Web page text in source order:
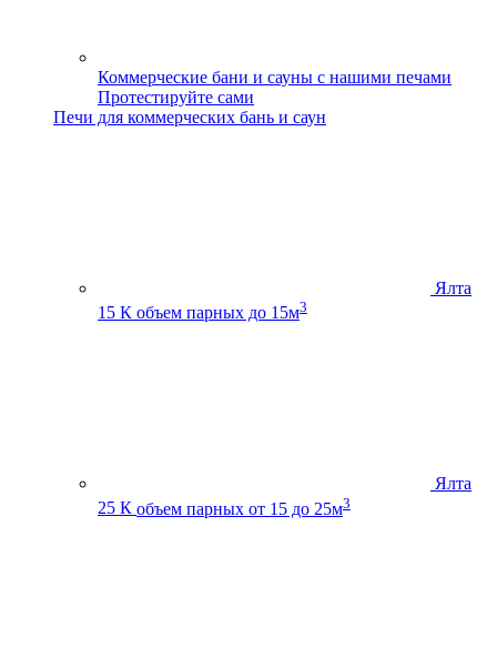
Коммерческие бани и сауны с нашими печами
Протестируйте сами
Печи для коммерческих бань и саун
Ялта
15 К объем парных до 15м3
Ялта
25 К объем парных от 15 до 25м3